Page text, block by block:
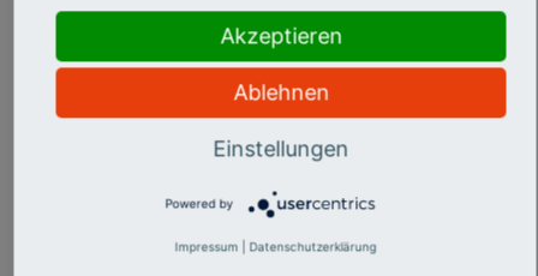
Wissenschaftskommunikatoren als
Vorbilder zu adeln und ihr
außergewöhnliches Engagement zu
belohnen, war im Jahr 2000 die
Idee des Stifterverbandes und der
Deutschen
Forschungsgemeinschaft (DFG).
Akzeptieren
Ablehnen
Einstellungen
Powered by
Impressum Datenschutzerklärung